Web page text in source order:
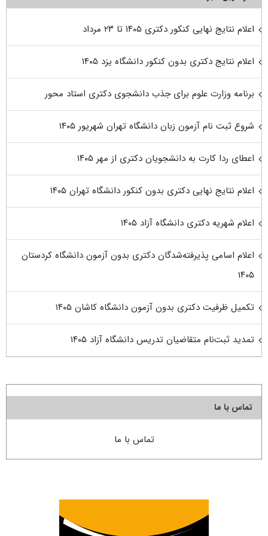
اعلام نتایج نهایی کنکور دکتری ۱۴۰۵ تا ۲۳ مرداد
اعلام نتایج دکتری بدون کنکور دانشگاه یزد ۱۴۰۵
برنامه وزارت علوم برای جذب دانشجوی دکتری استاد محور
شروع ثبت نام آزمون زبان دانشگاه تهران شهریور ۱۴۰۵
اعطای ردا کارت به دانشجویان دکتری از مهر ۱۴۰۵
اعلام نتایج نهایی دکتری بدون کنکور دانشگاه تهران ۱۴۰۵
اعلام شهریه دکتری دانشگاه آزاد ۱۴۰۵
اعلام اسامی پذیرفته‌شدگان دکتری بدون آزمون دانشگاه کردستان
۱۴۰۵
تکمیل ظرفیت دکتری بدون آزمون دانشگاه کاشان ۱۴۰۵
تمدید ثبت‌نام متقاضیان تدریس دانشگاه آزاد ۱۴۰۵
تماس با ما
تماس با ما